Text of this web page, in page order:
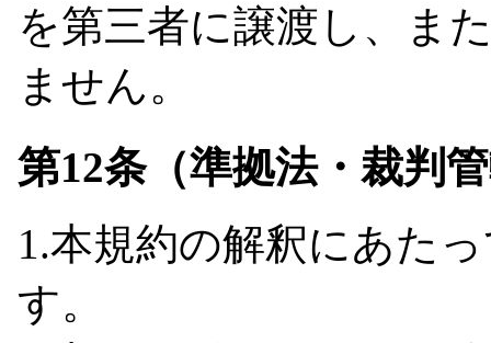
を第三者に譲渡し、ま
ません。
第12条（準拠法・裁判
1.本規約の解釈にあた
す。